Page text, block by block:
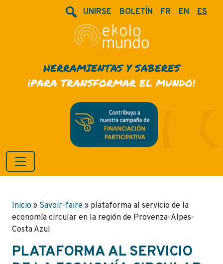
UNIRSE BOLETÍN FR EN ES
HERRAMIENTAS Y SABERES
¡PARA TRANSFORMAR EL MUNDO!
Inicio » Savoir-faire » plataforma al servicio de la
economía circular en la región de Provenza-Alpes-
Costa Azul
PLATAFORMA AL SERVICIO